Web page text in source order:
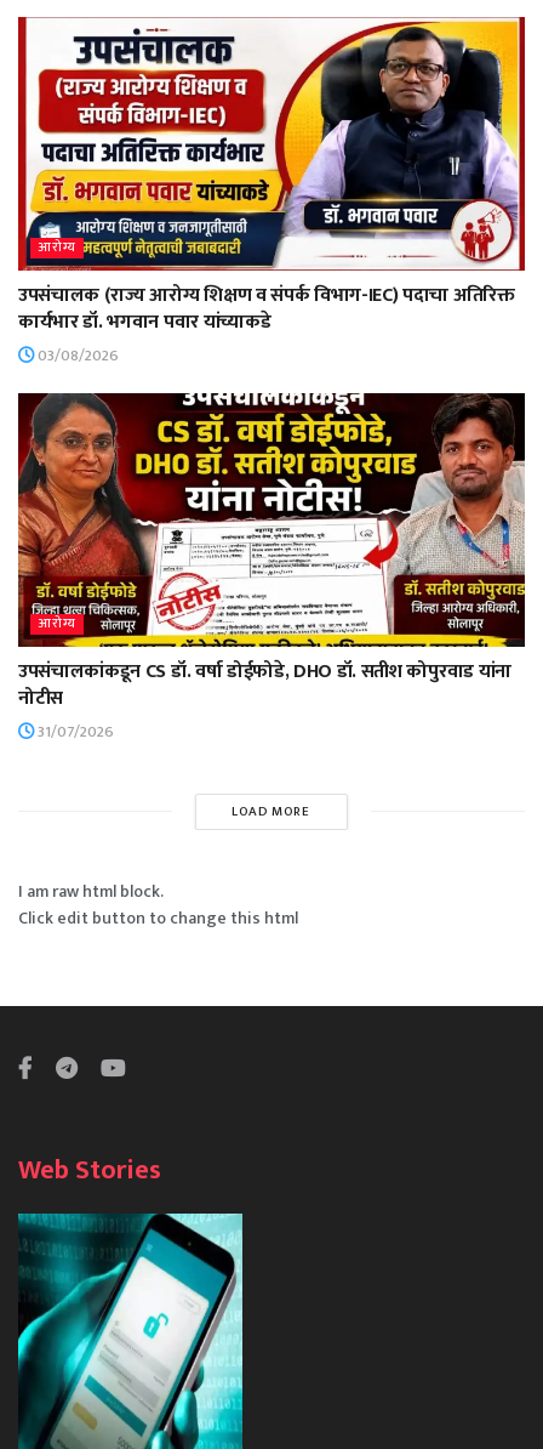
आरोग्य
उपसंचालक (राज्य आरोग्य शिक्षण व संपर्क विभाग-IEC) पदाचा अतिरिक्त
कार्यभार डॉ. भगवान पवार यांच्याकडे
03/08/2026
आरोग्य
उपसंचालकांकडून CS डॉ. वर्षा डोईफोडे, DHO डॉ. सतीश कोपुरवाड यांना
नोटीस
31/07/2026
LOAD MORE
I am raw html block.
Click edit button to change this html
Web Stories